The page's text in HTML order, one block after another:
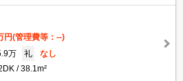
円(管理費等：--)
万 礼
なし
38.1m²